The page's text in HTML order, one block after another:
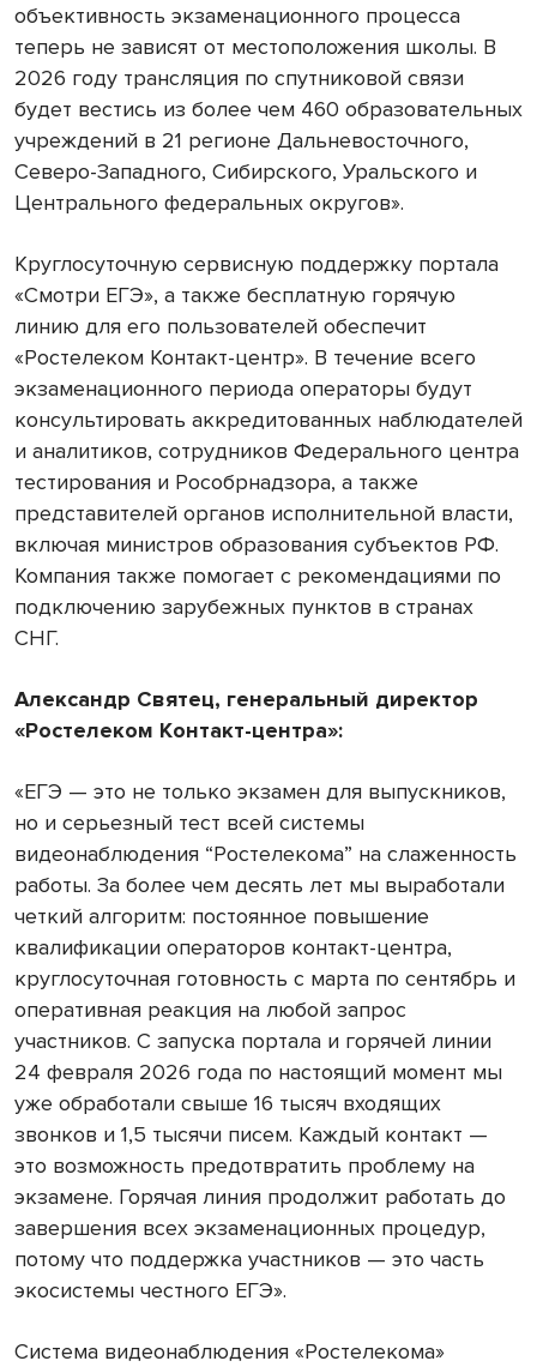
объективность экзаменационного процесса
теперь не зависят от местоположения школы. В
2026 году трансляция по спутниковой связи
будет вестись из более чем 460 образовательных
учреждений в 21 регионе Дальневосточного,
Северо-Западного, Сибирского, Уральского и
Центрального федеральных округов».
Круглосуточную сервисную поддержку портала
«Смотри ЕГЭ», а также бесплатную горячую
линию для его пользователей обеспечит
«Ростелеком Контакт-центр». В течение всего
экзаменационного периода операторы будут
консультировать аккредитованных наблюдателей
и аналитиков, сотрудников Федерального центра
тестирования и Рособрнадзора, а также
представителей органов исполнительной власти,
включая министров образования субъектов РФ.
Компания также помогает с рекомендациями по
подключению зарубежных пунктов в странах
СНГ.
Александр Святец, генеральный директор
«Ростелеком Контакт-центра»:
«ЕГЭ — это не только экзамен для выпускников,
но и серьезный тест всей системы
видеонаблюдения “Ростелекома” на слаженность
работы. За более чем десять лет мы выработали
четкий алгоритм: постоянное повышение
квалификации операторов контакт-центра,
круглосуточная готовность с марта по сентябрь и
оперативная реакция на любой запрос
участников. С запуска портала и горячей линии
24 февраля 2026 года по настоящий момент мы
уже обработали свыше 16 тысяч входящих
звонков и 1,5 тысячи писем. Каждый контакт —
это возможность предотвратить проблему на
экзамене. Горячая линия продолжит работать до
завершения всех экзаменационных процедур,
потому что поддержка участников — это часть
экосистемы честного ЕГЭ».
Система видеонаблюдения «Ростелекома»